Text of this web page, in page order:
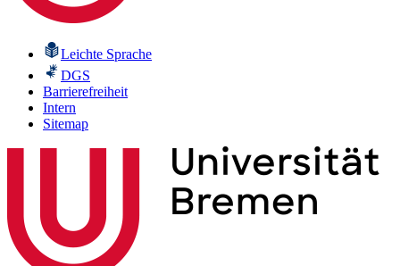
Leichte Sprache
DGS
Barrierefreiheit
Intern
Sitemap